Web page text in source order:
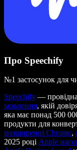
Про Speechify
№1 застосунок для
Speechify — провідна
мовлення, якій
яка має понад 500
продукти для
розширенні Chrome,
2025 році Apple